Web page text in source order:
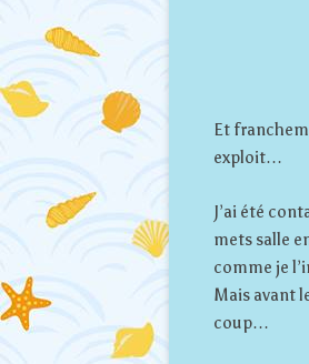
Et
exploit…
J’ai été
mets salle
comme je
Mais avant
coup…